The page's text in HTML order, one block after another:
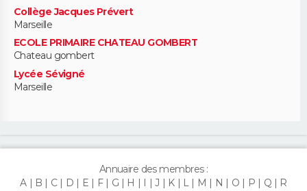
Collège Jacques Prévert
Marseille
ECOLE PRIMAIRE CHATEAU GOMBERT
Chateau gombert
Lycée Sévigné
Marseille
Annuaire des membres :
A
B C D E F G H I J K L M N O P Q
R